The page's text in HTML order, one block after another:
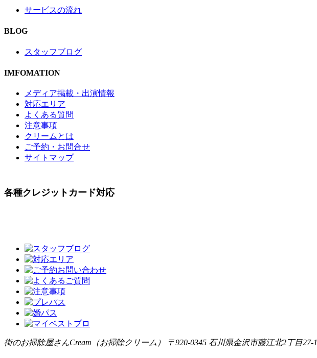
サービスの流れ
BLOG
スタッフブログ
IMFOMATION
メディア掲載・出演情報
対応エリア
よくある質問
注意事項
クリームとは
ご予約・お問合せ
サイトマップ
各種クレジットカード対応
街のお掃除屋さんCream（お掃除クリーム） 〒920-0345 石川県金沢市藤江北2丁目27-1